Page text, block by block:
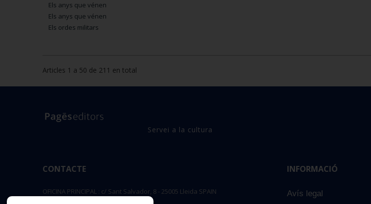
Els anys que vénen
Els anys que vénen
Els ordes militars
Articles 1 a 50 de 211 en total
Servei a la cultura
CONTACTE
OFICINA PRINCIPAL : c/ Sant Salvador, 8 - 25005 Lleida SPAIN
INFORMACIÓ
Avís legal